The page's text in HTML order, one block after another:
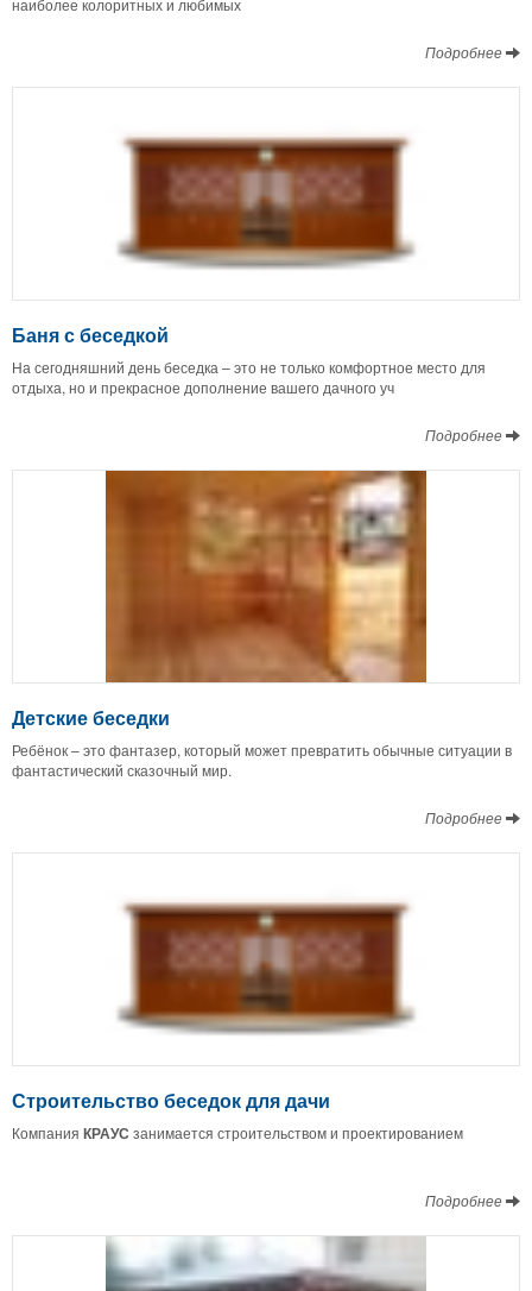
Подробнее
Баня с беседкой
На сегодняшний день беседка – это не только комфортное место для
отдыха, но и прекрасное дополнение вашего дачного уч
Подробнее
Детские беседки
Ребёнок – это фантазер, который может превратить обычные ситуации в
фантастический сказочный мир.
Подробнее
Строительство беседок для дачи
Компания КРАУС занимается строительством и проектированием
Подробнее